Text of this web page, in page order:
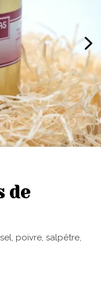
de
poivre, salpêtre,